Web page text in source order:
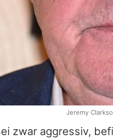
zwar aggressiv,
Jeremy